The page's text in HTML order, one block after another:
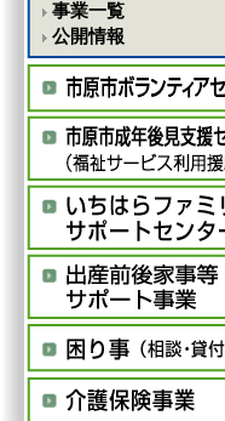
事業一覧
公開情報